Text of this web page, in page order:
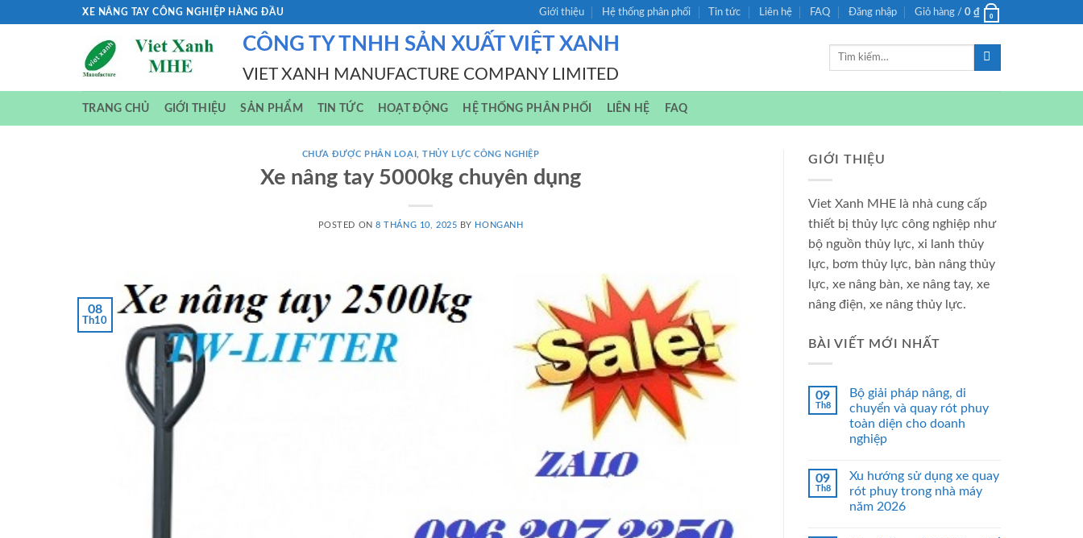
XE NÂNG TAY CÔNG NGHIỆP HÀNG ĐẦU Giới thiệu Hệ thống phân phối Tin tức Liên hệ FAQ Đăng nhập Giỏ hàng / 0 ₫ 0
CÔNG TY TNHH SẢN XUẤT VIỆT XANH
VIET XANH MANUFACTURE COMPANY LIMITED
Tìm
TRANG CHỦ GIỚI THIỆU SẢN PHẨM TIN TỨC HOẠT ĐỘNG HỆ THỐNG PHÂN PHỐI LIÊN HỆ FAQ
CHƯA ĐƯỢC PHÂN LOẠI ,THỦY LỰC CÔNG NGHIỆP
Xe nâng tay 5000kg chuyên dụng
POSTED ON8 THÁNG 10, 2025 BY HONGANH
08
Th10
GIỚI THIỆU
Viet Xanh MHE là nhà cung cấp
thiết bị thủy lực công nghiệp như
bộ nguồn thủy lực, xi lanh thủy
lực, bơm thủy lực, bàn nâng thủy
lực, xe nâng bàn, xe nâng tay, xe
nâng điện, xe nâng thủy lực.
BÀI VIẾT MỚI NHẤT
09
Th8
Bộ giải pháp nâng, di
chuyển và quay rót phuy
toàn diện cho doanh
nghiệp
09
Th8
Xu hướng sử dụng xe quay
rót phuy trong nhà máy
năm 2026